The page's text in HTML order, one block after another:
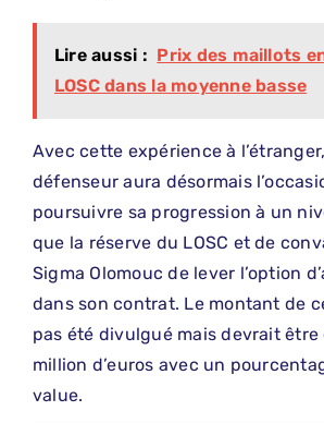
Lire aussi : Prix des maillots
LOSC dans la moyenne basse
Avec cette expérience à
défenseur aura désormais
poursuivre sa progression à un
que la réserve du LOSC et de
Sigma Olomouc de lever l’option
dans son contrat. Le montant de
pas été divulgué mais devrait être
million d’euros avec un
value.